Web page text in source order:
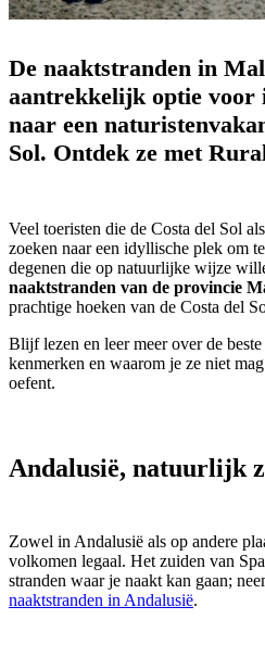
De naaktstranden in
aantrekkelijk optie voor
naar een
Sol. Ontdek ze met
Veel toeristen die de Costa del Sol
zoeken naar een idyllische plek om
degenen die op natuurlijke wijze
naaktstranden van de provincie
prachtige hoeken van de Costa del
Blijf lezen en leer meer over de
kenmerken en waarom je ze niet
oefent.
Andalusië, natuurlijk
Zowel in Andalusië als op andere
volkomen legaal. Het zuiden van
stranden waar je naakt kan gaan;
naaktstranden in Andalusië.